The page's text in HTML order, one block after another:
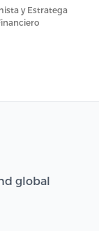
y Estratega
global